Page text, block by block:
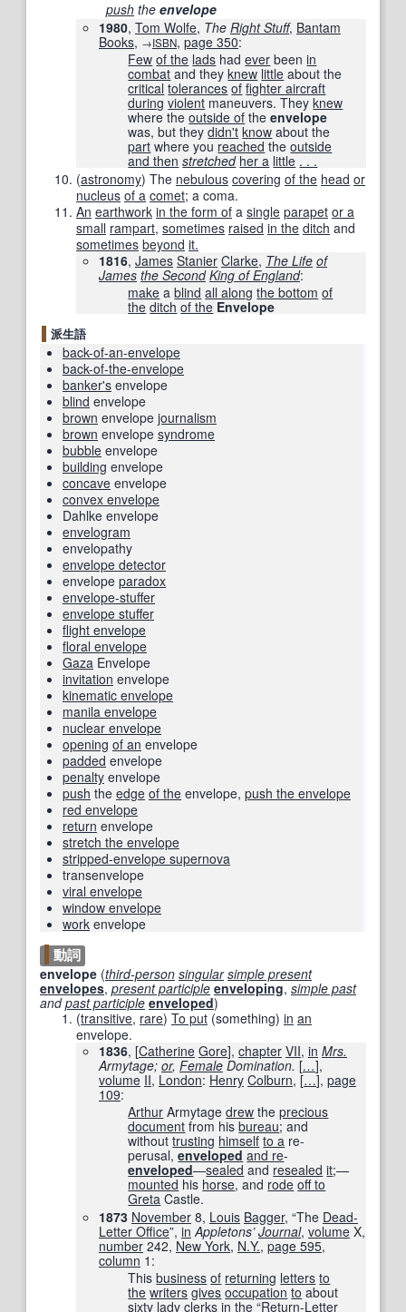
push the envelope
1980, Tom Wolfe, The Right Stuff, Bantam
Books, →ISBN, page 350:
Few of the lads hadever beenin
combat and theyknew little about the
critical tolerances of fighter aircraft
during violent maneuvers. Theyknew
where theoutside of theenvelope
was, but theydidn't know about the
part where you reached theoutside
and then stretched her a little . . .
(astronomy) The nebulous covering of the head or
nucleus of a comet; a coma.
An earthwork in the form of a single parapet or a
small rampart, sometimes raised in the ditch and
sometimes beyond it.
1816, James Stanier Clarke, The Life of
James the Second King of England:
make ablind all along the bottom of
the ditch of the Envelope
派生語
back-of-an-envelope
back-of-the-envelope
banker's envelope
blind envelope
brown envelope journalism
brown envelope syndrome
bubble envelope
building envelope
concave envelope
convex envelope
Dahlke envelope
envelogram
envelopathy
envelope detector
envelope paradox
envelope-stuffer
envelope stuffer
flight envelope
floral envelope
Gaza Envelope
invitation envelope
kinematic envelope
manila envelope
nuclear envelope
opening of an envelope
padded envelope
penalty envelope
push the edge of the envelope, push the envelope
red envelope
return envelope
stretch the envelope
stripped-envelope supernova
transenvelope
viral envelope
window envelope
work envelope
動詞
envelope (third-person singular simple present
envelopes, present participle enveloping, simple past
andpast participle enveloped)
(transitive, rare) To put (something) in an
envelope.
1836, [Catherine Gore], chapter VII, in Mrs.
Armytage; or, Female Domination. […],
volume II, London: Henry Colburn, […], page
109:
Arthur Armytagedrew theprecious
document from hisbureau; and
withouttrusting himself to a re-
perusal,enveloped and re-
enveloped—sealed and resealed it;—
mounted his horse, and rode off to
Greta Castle.
1873 November 8, Louis Bagger, “The Dead-
Letter Office”, in Appletons’Journal, volume X,
number 242, New York, N.Y., page 595,
column 1:
Thisbusiness of returning letters to
the writers gives occupation to about
sixty lady clerks in the“Return-Letter